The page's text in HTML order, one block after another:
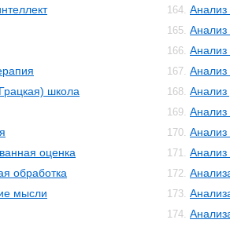
школа
оценка
обработка
мысли
164.
165. Анализ
166.
167. Анализ
168. Анализ
169.
170. Анализ
171. Анализ
172.
173.
174.